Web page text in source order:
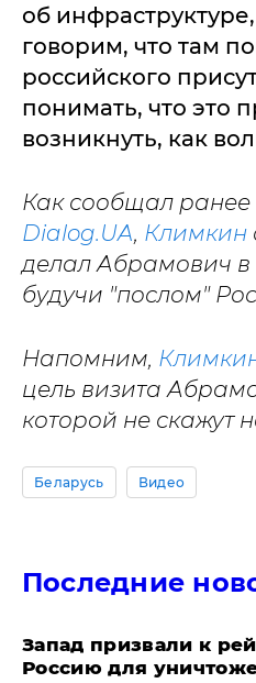
об
говорим, что там
российского
понимать, что это
возникнуть, как
Как сообщал ранее
Dialog.UA, Климкин
делал Абрамович в
будучи "послом"
Напомним,
цель визита
которой не скажут
Беларусь Видео
Последние
Запад призвали к
Россию для